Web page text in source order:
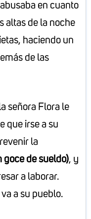
en cuanto
altas de la noche
haciendo un
de las
señora Flora le
que irse a su
la
goce de sueldo), y
a laborar.
a su pueblo.